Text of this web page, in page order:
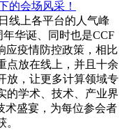
的会场风采！
线上各平台的人气峰
年华诞、同时也是CCF
应疫情防控政策，相比
点放在线上，并且十余
放，让更多计算领域专
的学术、技术、产业界
术盛宴，为每位参会者